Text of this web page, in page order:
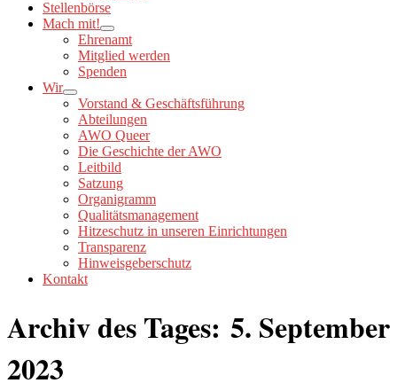
Stellenbörse
Mach mit!
Ehrenamt
Mitglied werden
Spenden
Wir
Vorstand & Geschäftsführung
Abteilungen
AWO Queer
Die Geschichte der AWO
Leitbild
Satzung
Organigramm
Qualitätsmanagement
Hitzeschutz in unseren Einrichtungen
Transparenz
Hinweisgeberschutz
Kontakt
Archiv des Tages: 5. September
2023